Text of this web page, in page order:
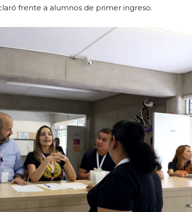
frente a alumnos de primer ingreso.